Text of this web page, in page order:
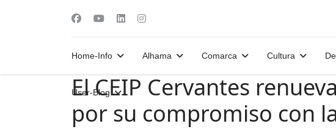
Home-Info Alhama Comarca Cultura
User-Blog
El CEIP Cervantes
por su compromiso con